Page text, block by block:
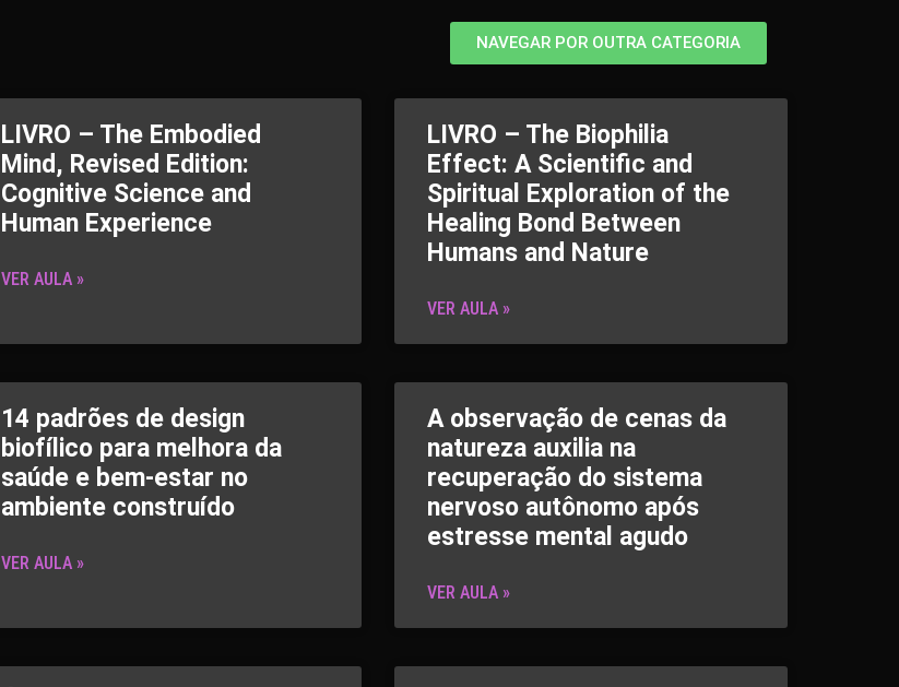
NAVEGAR POR OUTRA CATEGORIA
LIVRO – The Embodied
Mind, Revised Edition:
Cognitive Science and
Human Experience
VER AULA »
LIVRO – The Biophilia
Effect: A Scientific and
Spiritual Exploration of the
Healing Bond Between
Humans and Nature
VER AULA »
14 padrões de design
biofílico para melhora da
saúde e bem-estar no
ambiente construído
VER AULA »
A observação de cenas da
natureza auxilia na
recuperação do sistema
nervoso autônomo após
estresse mental agudo
VER AULA »